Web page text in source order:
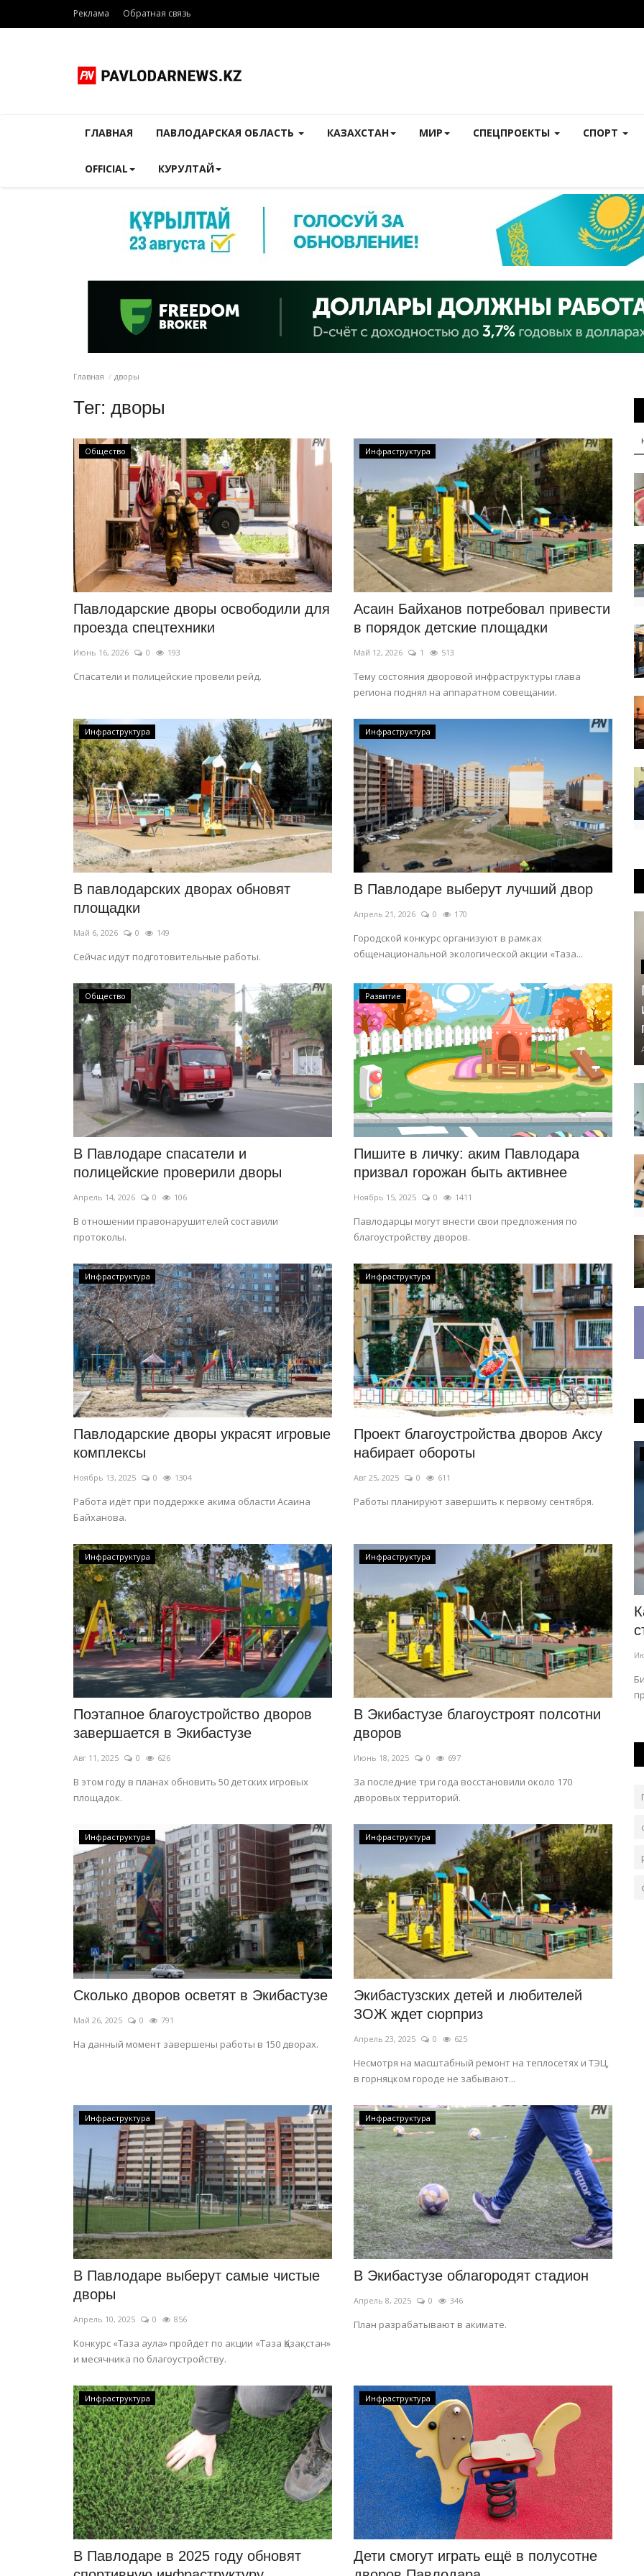
Реклама Обратная связь
ГЛАВНАЯ ПАВЛОДАРСКАЯ ОБЛАСТЬ КАЗАХСТАН МИР СПЕЦПРОЕКТЫ СПОРТ
OFFICIAL КУРУЛТАЙ
Главная дворы
Тег: дворы
Общество
Павлодарские дворы освободили для
проезда спецтехники
Июнь 16, 2026 0 193
Спасатели и полицейские провели рейд.
Инфраструктура
Асаин Байханов потребовал привести
в порядок детские площадки
Май 12, 2026 1 513
Тему состояния дворовой инфраструктуры глава
региона поднял на аппаратном совещании.
Инфраструктура
В павлодарских дворах обновят
площадки
Май 6, 2026 0 149
Сейчас идут подготовительные работы.
Инфраструктура
В Павлодаре выберут лучший двор
Апрель 21, 2026 0 170
Городской конкурс организуют в рамках
общенациональной экологической акции «Таза...
Общество
В Павлодаре спасатели и
полицейские проверили дворы
Апрель 14, 2026 0 106
В отношении правонарушителей составили
протоколы.
Развитие
Пишите в личку: аким Павлодара
призвал горожан быть активнее
Ноябрь 15, 2025 0 1411
Павлодарцы могут внести свои предложения по
благоустройству дворов.
Инфраструктура
Павлодарские дворы украсят игровые
комплексы
Ноябрь 13, 2025 0 1304
Работа идёт при поддержке акима области Асаина
Байханова.
Инфраструктура
Проект благоустройства дворов Аксу
набирает обороты
Авг 25, 2025 0 611
Работы планируют завершить к первому сентября.
Инфраструктура
Поэтапное благоустройство дворов
завершается в Экибастузе
Авг 11, 2025 0 626
В этом году в планах обновить 50 детских игровых
площадок.
Инфраструктура
В Экибастузе благоустроят полсотни
дворов
Июнь 18, 2025 0 697
За последние три года восстановили около 170
дворовых территорий.
Инфраструктура
Сколько дворов осветят в Экибастузе
Май 26, 2025 0 791
На данный момент завершены работы в 150 дворах.
Инфраструктура
Экибастузских детей и любителей
ЗОЖ ждет сюрприз
Апрель 23, 2025 0 625
Несмотря на масштабный ремонт на теплосетях и ТЭЦ,
в горняцком городе не забывают...
Инфраструктура
В Павлодаре выберут самые чистые
дворы
Апрель 10, 2025 0 856
Конкурс «Таза аула» пройдет по акции «Таза Қазақстан»
и месячника по благоустройству.
Инфраструктура
В Экибастузе облагородят стадион
Апрель 8, 2025 0 346
План разрабатывают в акимате.
Инфраструктура
В Павлодаре в 2025 году обновят
Инфраструктура
Дети смогут играть ещё в полусотне
Секреты профессии
Секреты профессии: комбайнер
Авг 30, 2025 0 4764
Корреспондент побеседовал с представителем одной
из самых уважаемых и ответственных...
КАЗАХСТАН
В Казахстане утвердили даты
школьных каникул
Июль 31, 2026 113
Учебный год начнется 1 сентября 2026 года и
завершится 25 мая 2027 года.